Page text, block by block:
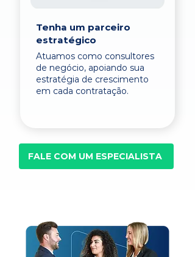
Tenha um parceiro
estratégico
Atuamos como consultores
de negócio, apoiando sua
estratégia de crescimento
em cada contratação.
FALE COM UM ESPECIALISTA